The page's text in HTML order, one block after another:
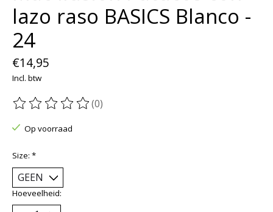
lazo raso BASICS Blanco -
24
€14,95
Incl. btw
De beoordeling van dit product is
(0)
Op voorraad
Size: *
Hoeveelheid: